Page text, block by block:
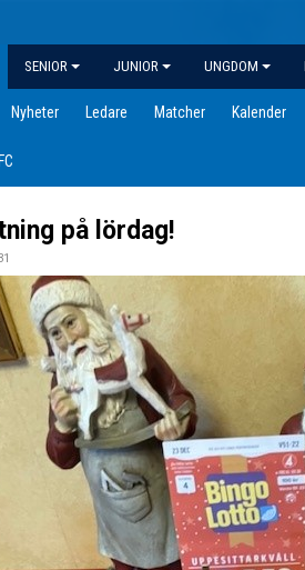
SENIOR JUNIOR UNGDOM
Nyheter Ledare Matcher Kalender
på lördag!